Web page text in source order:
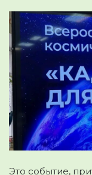
Это событие,